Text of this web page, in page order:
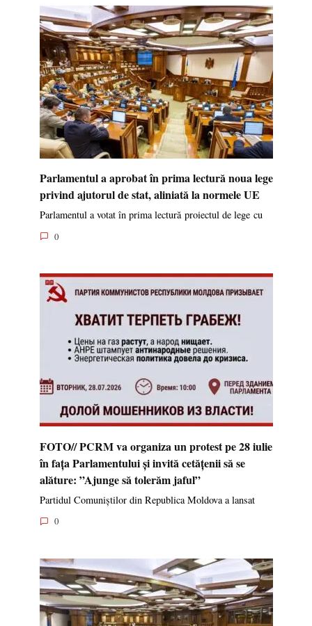
Parlamentul a aprobat în prima lectură noua lege
privind ajutorul de stat, aliniată la normele UE
Parlamentul a votat în prima lectură proiectul de lege cu
0
FOTO// PCRM va organiza un protest pe 28 iulie
în fața Parlamentului și invită cetățenii să se
alăture: ”Ajunge să tolerăm jaful”
Partidul Comuniștilor din Republica Moldova a lansat
0